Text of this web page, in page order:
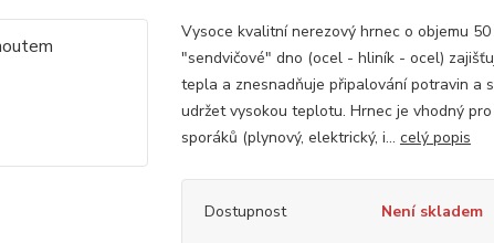
Vysoce kvalitní nerezový hrnec o objemu
"sendvičové" dno (ocel - hliník - ocel)
tepla a znesnadňuje připalování potravin a
udržet vysokou teplotu. Hrnec je vhodný
sporáků (plynový, elektrický, i... celý popis
Dostupnost Není skladem